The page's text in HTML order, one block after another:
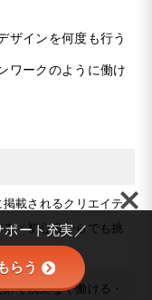
ザインを何度も行う
ワークのように働け
掲載されるクリエイテ
・初心者からでも挑
で残業なく働ける・
ート充実／
らう